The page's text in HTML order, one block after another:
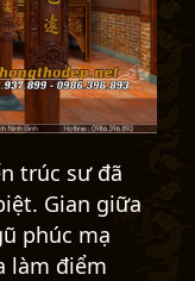
trúc sư đã
Gian giữa
phúc mạ
làm điểm